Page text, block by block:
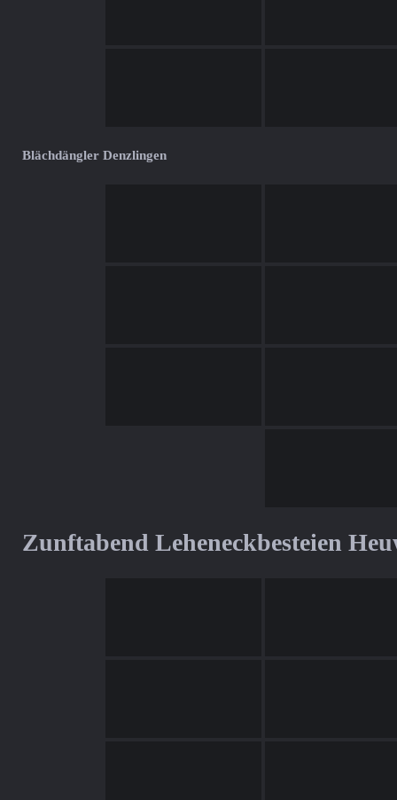
Blächdängler Denzlingen
Zunftabend Leheneckbesteien